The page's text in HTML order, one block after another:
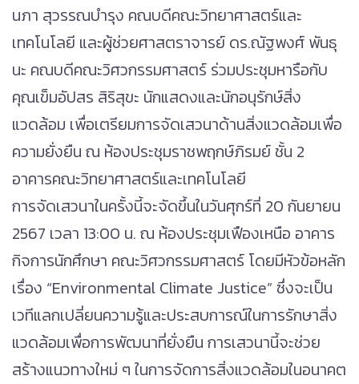
นภา สุวรรณบำรุง คณบดีคณะวิทยาศาสตร์และ
เทคโนโลยี และผู้ช่วยศาสตราจารย์ ดร.ณัฐพงศ์ พันธุ
นะ คณบดีคณะวิศวกรรมศาสตร์ ร่วมประชุมหารือกับ
คุณเข็มอัปสร สิริสุขะ นักแสดงและนักอนุรักษ์สิ่ง
แวดล้อม เพื่อเตรียมการจัดเสวนาด้านสิ่งแวดล้อมเพื่อ
ความยั่งยืน ณ ห้องประชุมราชพฤกษ์ภิรมย์ ชั้น 2
อาคารคณะวิทยาศาสตร์และเทคโนโลยี
การจัดเสวนาในครั้งนี้จะจัดขึ้นในวันศุกร์ที่ 20 กันยายน
2567 เวลา 13:00 น. ณ ห้องประชุมเฟืองเหนือ อาคาร
กิจการนักศึกษา คณะวิศวกรรมศาสตร์ โดยมีหัวข้อหลัก
เรื่อง “Environmental Climate Justice” ซึ่งจะเป็น
เวทีแลกเปลี่ยนความรู้และประสบการณ์ในการรักษาสิ่ง
แวดล้อมเพื่อการพัฒนาที่ยั่งยืน การเสวนานี้จะช่วย
สร้างแนวทางใหม่ ๆ ในการจัดการสิ่งแวดล้อมในอนาคต